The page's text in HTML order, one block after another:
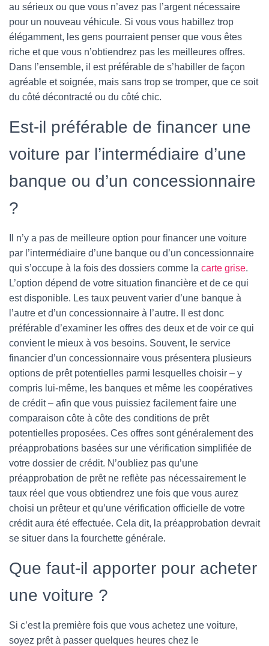
au sérieux ou que vous n’avez pas l’argent nécessaire
pour un nouveau véhicule. Si vous vous habillez trop
élégamment, les gens pourraient penser que vous êtes
riche et que vous n’obtiendrez pas les meilleures offres.
Dans l’ensemble, il est préférable de s’habiller de façon
agréable et soignée, mais sans trop se tromper, que ce soit
du côté décontracté ou du côté chic.
Est-il préférable de financer une
voiture par l’intermédiaire d’une
banque ou d’un concessionnaire
?
Il n’y a pas de meilleure option pour financer une voiture
par l’intermédiaire d’une banque ou d’un concessionnaire
qui s’occupe à la fois des dossiers comme la carte grise.
L’option dépend de votre situation financière et de ce qui
est disponible. Les taux peuvent varier d’une banque à
l’autre et d’un concessionnaire à l’autre. Il est donc
préférable d’examiner les offres des deux et de voir ce qui
convient le mieux à vos besoins. Souvent, le service
financier d’un concessionnaire vous présentera plusieurs
options de prêt potentielles parmi lesquelles choisir – y
compris lui-même, les banques et même les coopératives
de crédit – afin que vous puissiez facilement faire une
comparaison côte à côte des conditions de prêt
potentielles proposées. Ces offres sont généralement des
préapprobations basées sur une vérification simplifiée de
votre dossier de crédit. N’oubliez pas qu’une
préapprobation de prêt ne reflète pas nécessairement le
taux réel que vous obtiendrez une fois que vous aurez
choisi un prêteur et qu’une vérification officielle de votre
crédit aura été effectuée. Cela dit, la préapprobation devrait
se situer dans la fourchette générale.
Que faut-il apporter pour acheter
une voiture ?
Si c’est la première fois que vous achetez une voiture,
soyez prêt à passer quelques heures chez le